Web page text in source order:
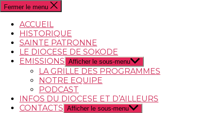
Fermer le menu
ACCUEIL
HISTORIQUE
SAINTE PATRONNE
LE DIOCESE DE SOKODE
EMISSIONS Afficher le sous-menu
LA GRILLE DES PROGRAMMES
NOTRE EQUIPE
PODCAST
INFOS DU DIOCESE ET D’AILLEURS
CONTACTS Afficher le sous-menu